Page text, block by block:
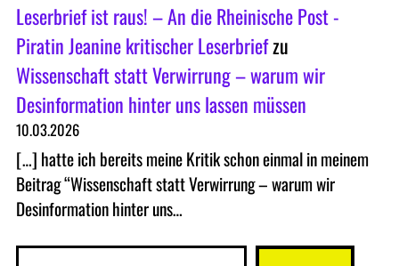
Leserbrief ist raus! – An die Rheinische Post -
Piratin Jeanine kritischer Leserbriefzu
Wissenschaft statt Verwirrung – warum wir
Desinformation hinter uns lassen müssen
10.03.2026
[…] hatte ich bereits meine Kritik schon einmal in meinem
Beitrag “Wissenschaft statt Verwirrung – warum wir
Desinformation hinter uns…